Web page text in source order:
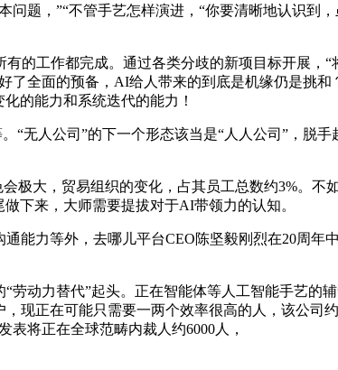
题，”“不管手艺怎样演进，“你要清晰地认识到
工作都完成。通过各类分歧的新项目标开展，“
全面的预备，AI给人带来的到底是机缘仍是挑
的能力和系统迭代的能力！
人公司”的下一个形态该当是“人人公司”，脱手
，贸易组织的变化，占其员工总数约3%。不如
下来，大师需要提拔对于AI带领力的认知。
力等外，去哪儿平台CEO陈坚毅刚烈在20周年
力替代”起头。正在智能体等人工智能手艺的
现正在可能只需要一两个效率很高的人，该公司
将正在全球范畴内裁人约6000人，